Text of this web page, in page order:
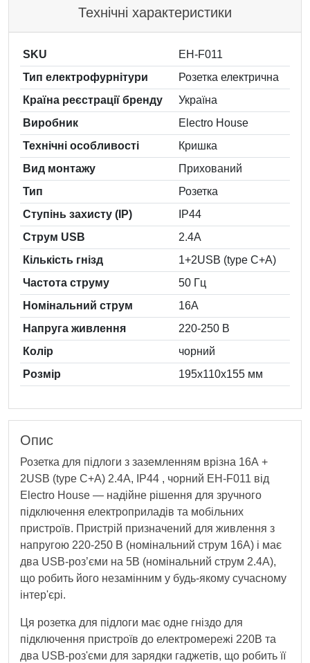
Технічні характеристики
SKU
EH-F011
Тип електрофурнітури
Розетка електрична
Країна реєстрації бренду
Україна
Виробник
Electro House
Технічні особливості
Кришка
Вид монтажу
Прихований
Тип
Розетка
Ступінь захисту (IP)
IP44
Струм USB
2.4А
Кількість гнізд
1+2USB (type C+A)
Частота струму
50 Гц
Номінальний струм
16А
Напруга живлення
220-250 В
Колiр
чорний
Розмір
195х110х155 мм
Опис
Розетка для підлоги з заземленням врізна 16А +
2USB (type C+A) 2.4А, IP44 , чорний EH-F011 від
Electro House — надійне рішення для зручного
підключення електроприладів та мобільних
пристроїв. Пристрій призначений для живлення з
напругою 220-250 В (номінальний струм 16А) і має
два USB-роз’єми на 5В (номінальний струм 2.4А),
що робить його незамінним у будь-якому сучасному
інтер'єрі.
Ця розетка для підлоги має одне гніздо для
підключення пристроїв до електромережі 220В та
два USB-роз'єми для зарядки гаджетів, що робить її